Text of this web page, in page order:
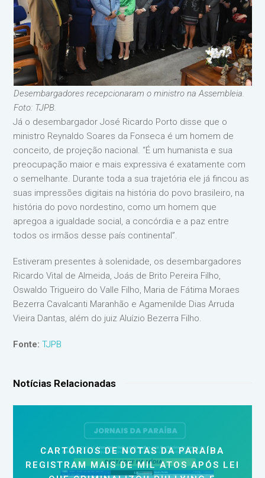
Desembargadores recepcionaram o ministro na Assembleia.
Foto: TJPB.
Já o desembargador José Ricardo Porto disse que o
ministro Reynaldo Soares da Fonseca é um homem de
conceito, de projeção nacional. “É um humanista e sua
preocupação maior e mais expressiva é exatamente com
o semelhante. Durante toda a sua trajetória ele já fincou as
suas impressões digitais na história do povo brasileiro, na
história do povo nordestino, como um homem que
apregoa a igualdade social, a concórdia e a paz entre
todos os irmãos desse país continental”.
Estiveram presentes à solenidade, os desembargadores
Ricardo Vital de Almeida, Joás de Brito Pereira Filho,
Oswaldo Trigueiro do Valle Filho, Maria de Fátima Moraes
Bezerra Cavalcanti Maranhão e Agamenilde Dias Arruda
Vieira Dantas, além do juiz Aluízio Bezerra Filho.
Fonte: TJPB
Notícias Relacionadas
CARTÓRIOS DE NOTAS DA PARAÍBA
REGISTRAM MAIS DE MIL ATOS APÓS LEI